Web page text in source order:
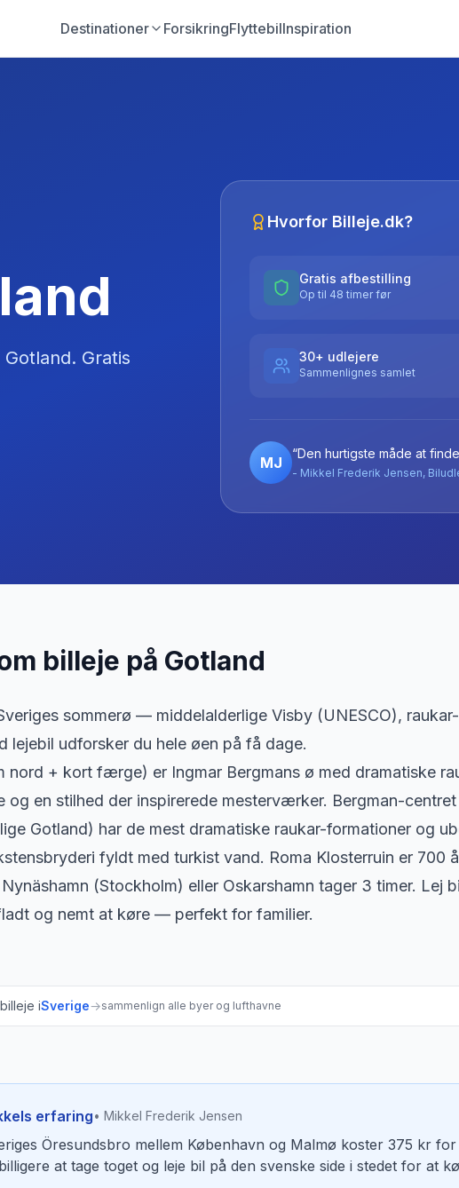
Destinationer ForsikringFlyttebilInspiration
Gotland. Gratis
Hvorfor Billeje.dk?
Gratis afbestilling
Op til 48 timer før
30+ udlejere
Sammenlignes samlet
MJ
“Den hurtigste måde at
- Mikkel Frederik Jensen,
billeje på Gotland
sommerø — middelalderlige Visby (UNESCO),
lejebil udforsker du hele øen på få dage.
nord + kort færge) er Ingmar Bergmans ø med dramatiske
og en stilhed der inspirerede mesterværker. Bergman-centret
Gotland) har de mest dramatiske raukar-formationer og
fyldt med turkist vand. Roma Klosterruin er 700
(Stockholm) eller Oskarshamn tager 3 timer. Lej
og nemt at køre — perfekt for familier.
iSverige→sammenlign alle byer og lufthavne
erfaring• Mikkel Frederik Jensen
Öresundsbro mellem København og Malmø koster 375 kr
at tage toget og leje bil på den svenske side i stedet for at